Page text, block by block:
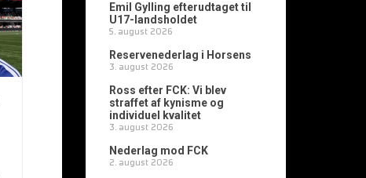
Emil Gylling efterudtaget til
U17-landsholdet
5. august 2026
Reservenederlag i Horsens
3. august 2026
Ross efter FCK: Vi blev
straffet af kynisme og
individuel kvalitet
3. august 2026
Nederlag mod FCK
2. august 2026